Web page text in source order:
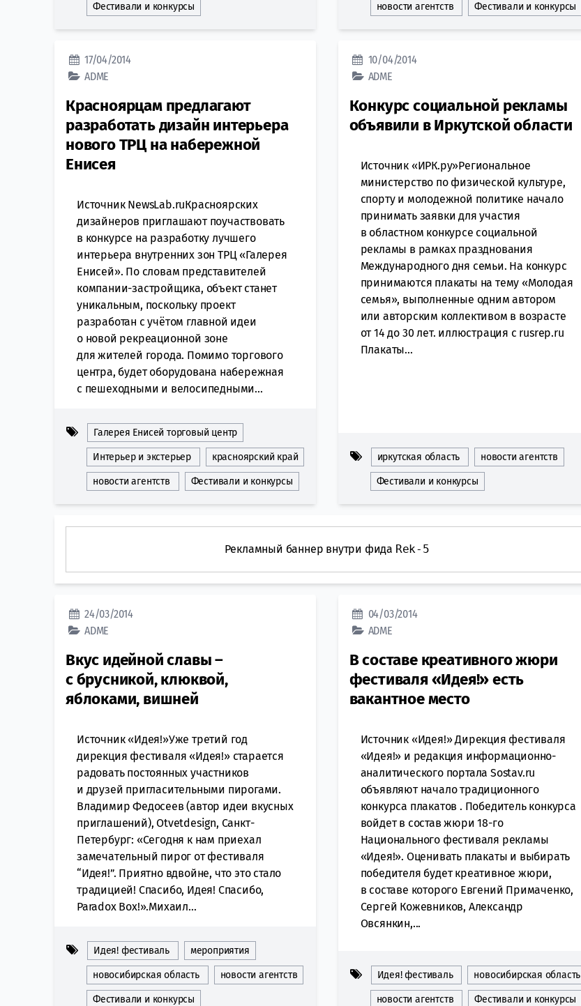
Фестивали и конкурсы новости агентств Фестивали и конкурсы
17/04/2014
ADME
Красноярцам предлагают
разработать дизайн интерьера
нового ТРЦ на набережной
Енисея
Источник NewsLab.ruКрасноярских
дизайнеров приглашают поучаствовать
в конкурсе на разработку лучшего
интерьера внутренних зон ТРЦ «Галерея
Енисей». По словам представителей
компании-застройщика, объект станет
уникальным, поскольку проект
разработан с учётом главной идеи
о новой рекреационной зоне
для жителей города. Помимо торгового
центра, будет оборудована набережная
с пешеходными и велосипедными...
Галерея Енисей торговый центр
Интерьер и экстерьер красноярский край
новости агентств Фестивали и конкурсы
10/04/2014
ADME
Конкурс социальной рекламы
объявили в Иркутской области
Источник «ИРК.ру»Региональное
министерство по физической культуре,
спорту и молодежной политике начало
принимать заявки для участия
в областном конкурсе социальной
рекламы в рамках празднования
Международного дня семьи. На конкурс
принимаются плакаты на тему «Молодая
семья», выполненные одним автором
или авторским коллективом в возрасте
от 14 до 30 лет. иллюстрация с rusrep.ru
Плакаты...
иркутская область новости агентств
Фестивали и конкурсы
Рекламный баннер внутри фида Rek-5
24/03/2014
ADME
Вкус идейной славы –
с брусникой, клюквой,
яблоками, вишней
Источник «Идея!»Уже третий год
дирекция фестиваля «Идея!» старается
радовать постоянных участников
и друзей пригласительными пирогами.
Владимир Федосеев (автор идеи вкусных
приглашений), Otvetdesign, Санкт-
Петербург: «Сегодня к нам приехал
замечательный пирог от фестиваля
“Идея!”. Приятно вдвойне, что это стало
традицией! Спасибо, Идея! Спасибо,
Paradox Box!».Михаил...
Идея! фестиваль мероприятия
новосибирская область новости агентств
Фестивали и конкурсы
04/03/2014
ADME
В составе креативного жюри
фестиваля «Идея!» есть
вакантное место
Источник «Идея!» Дирекция фестиваля
«Идея!» и редакция информационно-
аналитического портала Sostav.ru
объявляют начало традиционного
конкурса плакатов . Победитель конкурса
войдет в состав жюри 18-го
Национального фестиваля рекламы
«Идея!». Оценивать плакаты и выбирать
победителя будет креативное жюри,
в составе которого Евгений Примаченко,
Сергей Кожевников, Александр
Овсянкин,...
Идея! фестиваль новосибирская область
новости агентств Фестивали и конкурсы